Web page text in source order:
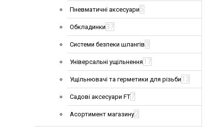
Пневматичні аксесуари 5
Обкладинки 37
Системи безпеки шлангів 3
Універсальні ущільнення 17
Ущільнювачі та герметики для різьби 13
Садові аксесуари FT7
Асортимент магазину2